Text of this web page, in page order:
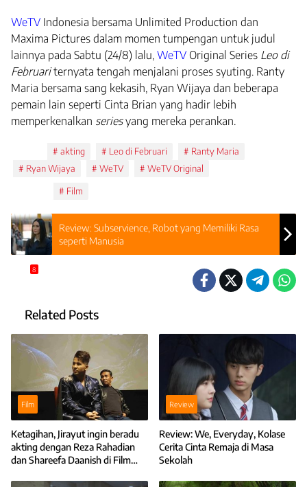
WeTV Indonesia bersama Unlimited Production dan
Maxima Pictures dalam momen tumpengan untuk judul
lainnya pada Sabtu (24/8) lalu, WeTV Original Series Leo di
Februariternyata tengah menjalani proses syuting. Ranty
Maria bersama sang kekasih, Ryan Wijaya dan beberapa
pemain lain seperti Cinta Brian yang hadir lebih
memperkenalkan seriesyang mereka perankan.
akting Leo di Februari
Ranty Maria
Ryan Wijaya
WeTV WeTV Original
Film
Review: Subservience, Robot yang Memiliki Rasa
seperti Manusia
8
Related Posts
Film
Ketagihan, Jirayut ingin beradu
akting dengan Reza Rahadian
dan Shareefa Daanish di Film
Review
Review: We, Everyday, Kolase
Cerita Cinta Remaja di Masa
Sekolah